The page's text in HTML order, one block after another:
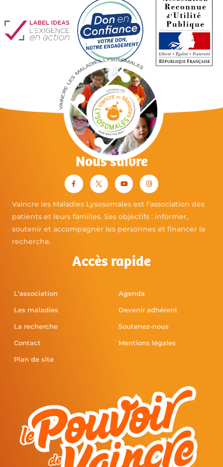
Nous suivre
Vaincre les Maladies Lysosomales est l’association des
patients et leurs familles. Ses objectifs : informer,
soutenir et accompagner les personnes et financer la
recherche.
Accès rapide
L'association
Les maladies
La recherche
Contact
Plan de site
Agenda
Devenir adhérent
Soutenez-nous
Mentions légales